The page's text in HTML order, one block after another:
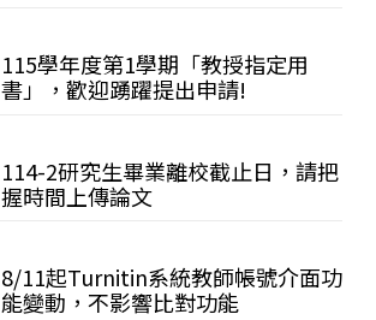
115學年度第1學期「教授指定用
書」，歡迎踴躍提出申請!
114-2研究生畢業離校截止日，請把
握時間上傳論文
8/11起Turnitin系統教師帳號介面功
能變動，不影響比對功能